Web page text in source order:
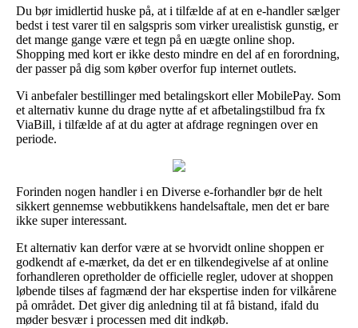
Du bør imidlertid huske på, at i tilfælde af at en e-handler sælger
bedst i test varer til en salgspris som virker urealistisk gunstig, er
det mange gange være et tegn på en uægte online shop.
Shopping med kort er ikke desto mindre en del af en forordning,
der passer på dig som køber overfor fup internet outlets.
Vi anbefaler bestillinger med betalingskort eller MobilePay. Som
et alternativ kunne du drage nytte af et afbetalingstilbud fra fx
ViaBill, i tilfælde af at du agter at afdrage regningen over en
periode.
Forinden nogen handler i en Diverse e-forhandler bør de helt
sikkert gennemse webbutikkens handelsaftale, men det er bare
ikke super interessant.
Et alternativ kan derfor være at se hvorvidt online shoppen er
godkendt af e-mærket, da det er en tilkendegivelse af at online
forhandleren opretholder de officielle regler, udover at shoppen
løbende tilses af fagmænd der har ekspertise inden for vilkårene
på området. Det giver dig anledning til at få bistand, ifald du
møder besvær i processen med dit indkøb.